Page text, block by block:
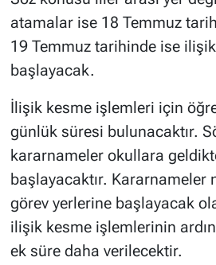
atamalar ise 18 Temmuz
19 Temmuz tarihinde ise
başlayacak.
İlişik kesme işlemleri için
günlük süresi bulunacaktır.
kararnameler okullara
başlayacaktır. Kararnameler
görev yerlerine başlayacak
ilişik kesme işlemlerinin
ek süre daha verilecektir.